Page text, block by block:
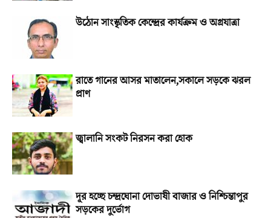
উঠোন সাংস্কৃতিক কেন্দ্রের কার্যক্রম ও অগ্রযাত্রা
রাতে গানের আসর মাতালেন,সকালে সড়কে ঝরল
প্রাণ
জ্বালানি সংকট নিরসন করা হোক
দূর হচ্ছে চন্দ্রঘোনা দোভাষী বাজার ও নিশ্চিন্তাপুর
সড়কের দুর্ভোগ